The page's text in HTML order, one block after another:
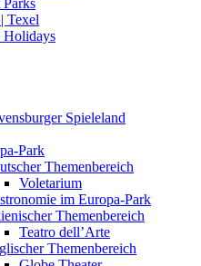
Texel
Holidays
Spieleland
Park
Themenbereich
Voletarium
im Europa-Park
Themenbereich
Teatro dell’Arte
Themenbereich